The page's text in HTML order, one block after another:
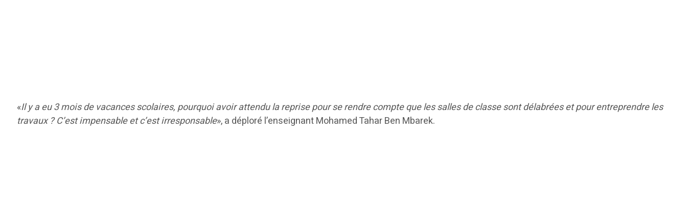
«Il y a eu 3 mois de vacances scolaires, pourquoi avoir attendu la reprise pour se rendre compte que les salles de classe sont délabrées et pour entreprendre les
travaux ? C’est impensable et c’est irresponsable», a déploré l’enseignant Mohamed Tahar Ben Mbarek.